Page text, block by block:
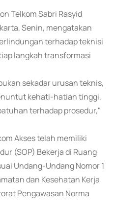
Telkom Sabri Rasyid
Senin, mengatakan
terhadap teknisi
langkah transformasi
sekadar urusan teknis,
kehati-hatian tinggi,
terhadap prosedur,"
Akses telah memiliki
(SOP) Bekerja di Ruang
Undang-Undang Nomor 1
dan Kesehatan Kerja
Pengawasan Norma